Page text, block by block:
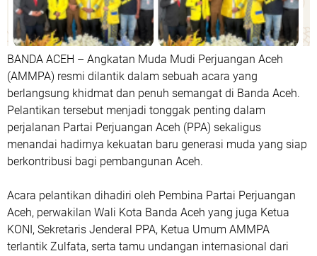
BANDA ACEH – Angkatan Muda Mudi Perjuangan Aceh
(AMMPA) resmi dilantik dalam sebuah acara yang
berlangsung khidmat dan penuh semangat di Banda Aceh.
Pelantikan tersebut menjadi tonggak penting dalam
perjalanan Partai Perjuangan Aceh (PPA) sekaligus
menandai hadirnya kekuatan baru generasi muda yang siap
berkontribusi bagi pembangunan Aceh.
Acara pelantikan dihadiri oleh Pembina Partai Perjuangan
Aceh, perwakilan Wali Kota Banda Aceh yang juga Ketua
KONI, Sekretaris Jenderal PPA, Ketua Umum AMMPA
terlantik Zulfata, serta tamu undangan internasional dari